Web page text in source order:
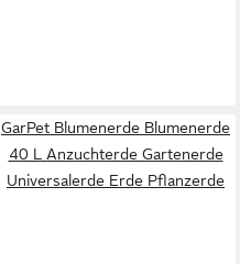
GarPet Blumenerde Blumenerde
40 L Anzuchterde Gartenerde
Universalerde Erde Pflanzerde